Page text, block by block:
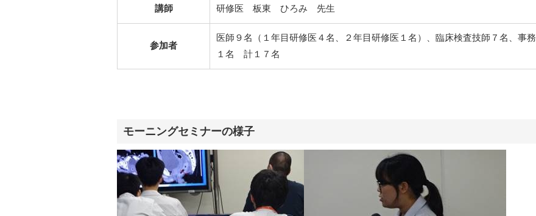
講師 研修医 板東 ひろみ 先生
参加者
医師９名（１年目研修医４名、２年目研修医１名）、臨床検査技師７名、事務
１名 計１７名
モーニングセミナーの様子